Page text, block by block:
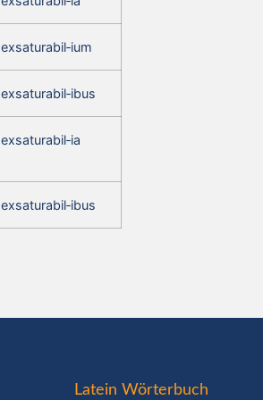
exsaturabil‑ium
exsaturabil‑ibus
exsaturabil‑ia
exsaturabil‑ibus
Latein Wörterbuch